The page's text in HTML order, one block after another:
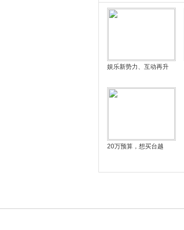
娱乐新势力、互动再升
20万预算，想买台越